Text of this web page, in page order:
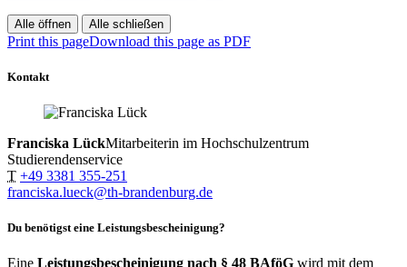
Alle öffnen Alle schließen
Print this pageDownload this page as PDF
Kontakt
Franciska LückMitarbeiterin im Hochschulzentrum
Studierendenservice
T +49 3381 355-251
franciska.lueck@th-brandenburg.de
Du benötigst eine Leistungsbescheinigung?
Eine Leistungsbescheinigung nach § 48 BAföG wird mit dem